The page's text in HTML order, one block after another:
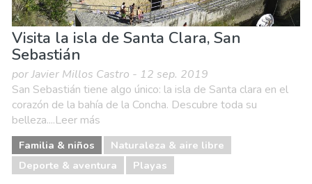
Visita la isla de Santa Clara, San
Sebastián
por Javier Millos Castro - 12 sep. 2019
San Sebastián tiene algo único: la isla de Santa clara en el
corazón de la bahía de la Concha. Descubre toda su
belleza....Leer más
Familia & niños
Naturaleza & aire libre
Deporte & aventura
Playas